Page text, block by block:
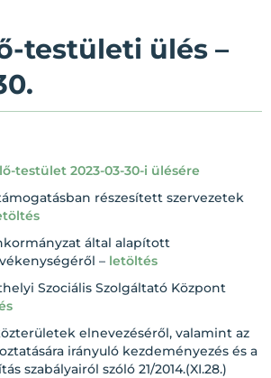
testületi ülés –
testület 2023-03-30-i ülésére
részesített szervezetek
által alapított
– letöltés
Szociális Szolgáltató Központ
elnevezéséről, valamint az
irányuló kezdeményezés és a
szabályairól szóló 21/2014.(XI.28.)